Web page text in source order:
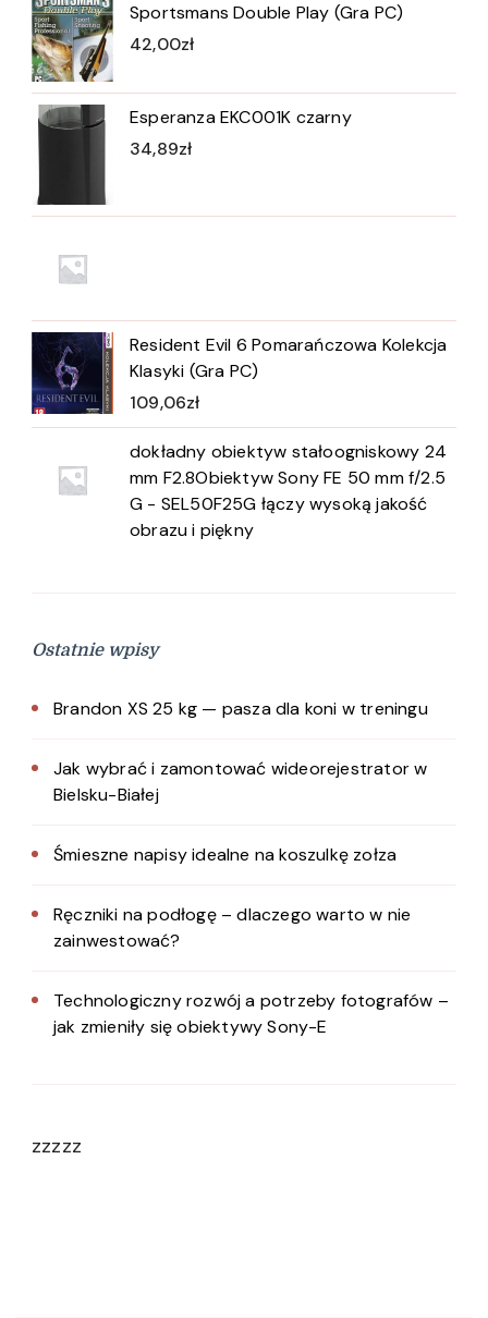
Sportsmans Double Play (Gra PC)
42,00zł
Esperanza EKC001K czarny
34,89zł
Resident Evil 6 Pomarańczowa Kolekcja
Klasyki (Gra PC)
109,06zł
dokładny obiektyw stałoogniskowy 24
mm F2.8Obiektyw Sony FE 50 mm f/2.5
G - SEL50F25G łączy wysoką jakość
obrazu i piękny
Ostatnie wpisy
Brandon XS 25 kg — pasza dla koni w treningu
Jak wybrać i zamontować wideorejestrator w
Bielsku-Białej
Śmieszne napisy idealne na koszulkę zołza
Ręczniki na podłogę – dlaczego warto w nie
zainwestować?
Technologiczny rozwój a potrzeby fotografów –
jak zmieniły się obiektywy Sony-E
zzzzz